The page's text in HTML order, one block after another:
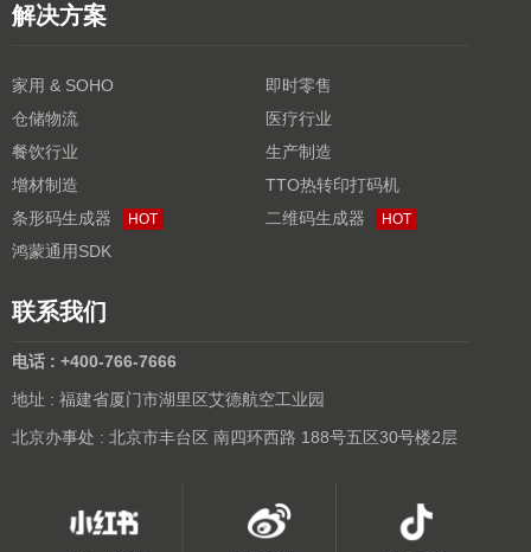
解决方案
家用 & SOHO
即时零售
仓储物流
医疗行业
餐饮行业
生产制造
增材制造
TTO热转印打码机
条形码生成器
HOT 二维码生成器 HOT
鸿蒙通用SDK
联系我们
电话 : +400-766-7666
地址 : 福建省厦门市湖里区艾德航空工业园
北京办事处 : 北京市丰台区 南四环西路 188号五区30号楼2层